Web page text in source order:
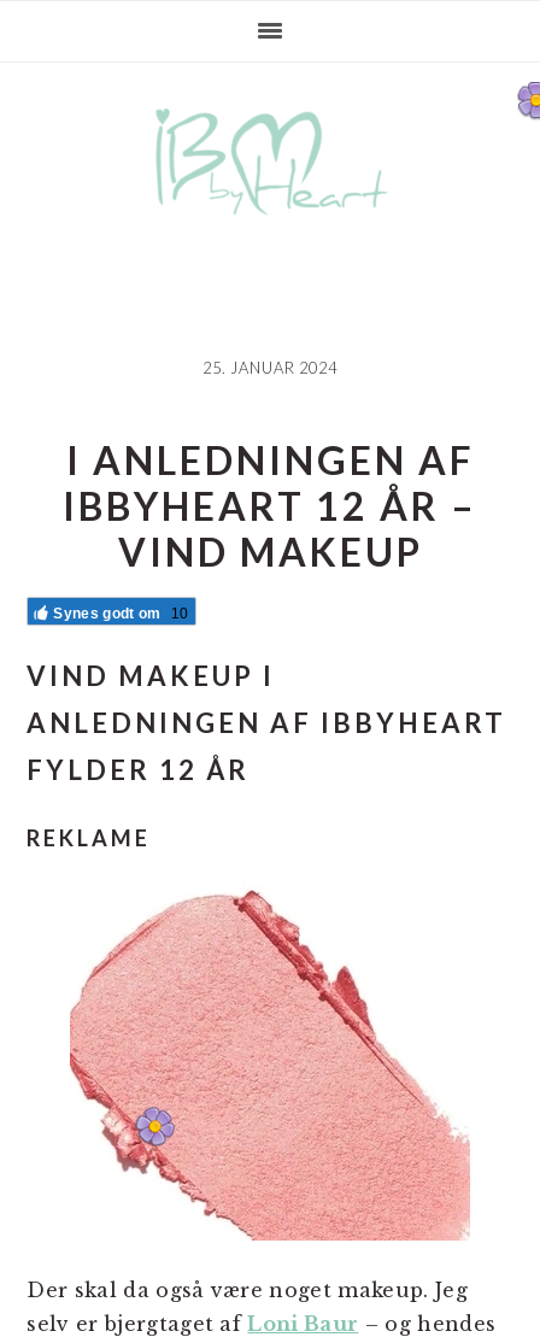
25. JANUAR 2024
I ANLEDNINGEN AF
IBBYHEART 12 ÅR –
VIND MAKEUP
Synes godt om 10
VIND MAKEUP I
ANLEDNINGEN AF IBBYHEART
FYLDER 12 ÅR
REKLAME
Der skal da også være noget makeup. Jeg
selv er bjergtaget afLoni Baur – og hendes